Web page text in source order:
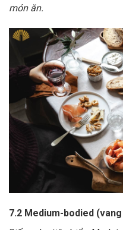
món ăn.
7.2 Medium-bodied